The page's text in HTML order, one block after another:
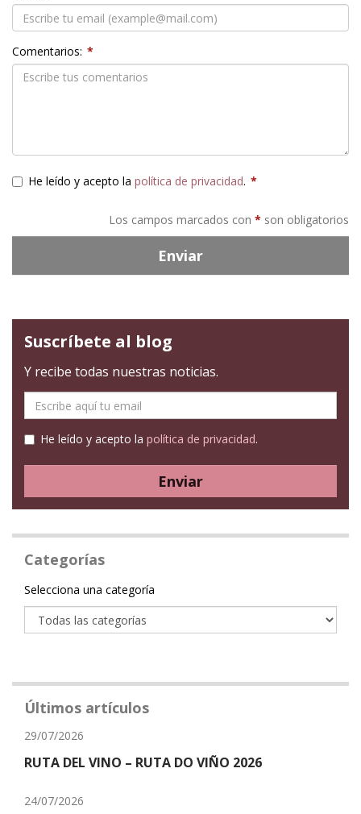
Comentarios: *
He leído y acepto la política de privacidad. *
Los campos marcados con * son obligatorios
Enviar
Suscríbete al blog
Y recibe todas nuestras noticias.
mail
He leído y acepto la política de privacidad.
Enviar
Categorías
Categoría
Selecciona una categoría
Últimos artículos
29/07/2026
RUTA DEL VINO – RUTA DO VIÑO 2026
24/07/2026